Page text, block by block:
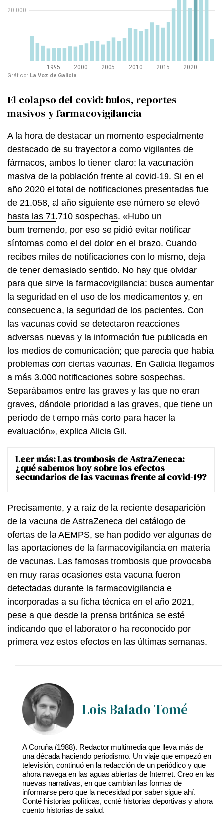
El colapso del covid: bulos, reportes
masivos y farmacovigilancia
A la hora de destacar un momento especialmente
destacado de su trayectoria como vigilantes de
fármacos, ambos lo tienen claro: la vacunación
masiva de la población frente al covid-19. Si en el
año 2020 el total de notificaciones presentadas fue
de 21.058, al año siguiente ese número se elevó
hasta las 71.710 sospechas. «Hubo un
bum tremendo, por eso se pidió evitar notificar
síntomas como el del dolor en el brazo. Cuando
recibes miles de notificaciones con lo mismo, deja
de tener demasiado sentido. No hay que olvidar
para que sirve la farmacovigilancia: busca aumentar
la seguridad en el uso de los medicamentos y, en
consecuencia, la seguridad de los pacientes. Con
las vacunas covid se detectaron reacciones
adversas nuevas y la información fue publicada en
los medios de comunicación; que parecía que había
problemas con ciertas vacunas. En Galicia llegamos
a más 3.000 notificaciones sobre sospechas.
Separábamos entre las graves y las que no eran
graves, dándole prioridad a las graves, que tiene un
período de tiempo más corto para hacer la
evaluación», explica Alicia Gil.
Leer más:Las trombosis de AstraZeneca:
¿qué sabemos hoy sobre los efectos
secundarios de las vacunas frente al covid-19?
Precisamente, y a raíz de la reciente desaparición
de la vacuna de AstraZeneca del catálogo de
ofertas de la AEMPS, se han podido ver algunas de
las aportaciones de la farmacovigilancia en materia
de vacunas. Las famosas trombosis que provocaba
en muy raras ocasiones esta vacuna fueron
detectadas durante la farmacovigilancia e
incorporadas a su ficha técnica en el año 2021,
pese a que desde la prensa británica se esté
indicando que el laboratorio ha reconocido por
primera vez estos efectos en las últimas semanas.
Lois Balado Tomé
A Coruña (1988). Redactor multimedia que lleva más de
una década haciendo periodismo. Un viaje que empezó en
televisión, continuó en la redacción de un periódico y que
ahora navega en las aguas abiertas de Internet. Creo en las
nuevas narrativas, en que cambian las formas de
informarse pero que la necesidad por saber sigue ahí.
Conté historias políticas, conté historias deportivas y ahora
cuento historias de salud.